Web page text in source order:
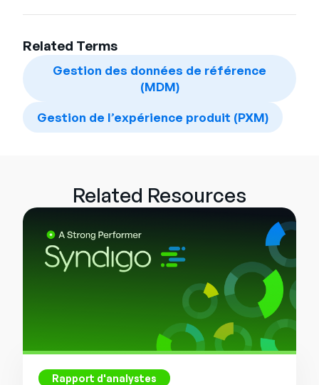
Related Terms
Gestion des données de référence
(MDM)
Gestion de l’expérience produit (PXM)
Related Resources
Rapport d'analystes